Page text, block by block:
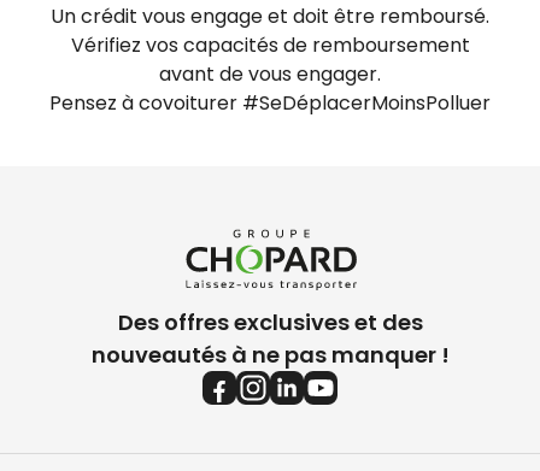
Un crédit vous engage et doit être remboursé.
Vérifiez vos capacités de remboursement
avant de vous engager.
Pensez à covoiturer #SeDéplacerMoinsPolluer
Des offres exclusives et des
nouveautés à ne pas manquer !